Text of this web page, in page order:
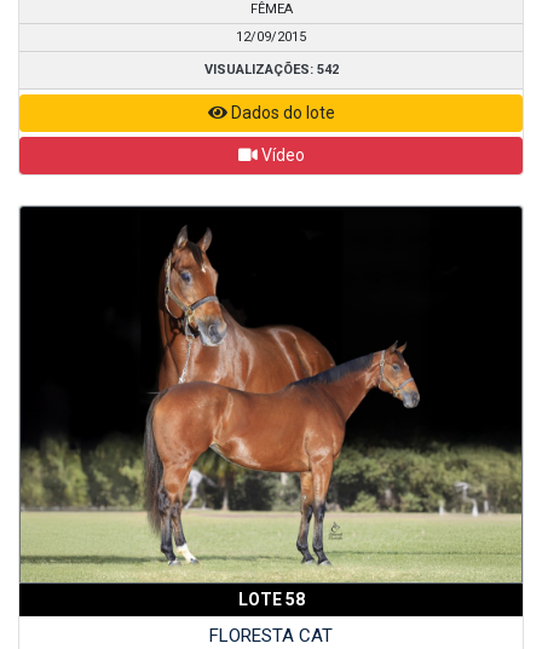
FÊMEA
12/09/2015
VISUALIZAÇÕES: 542
Dados do lote
Vídeo
LOTE 58
FLORESTA CAT